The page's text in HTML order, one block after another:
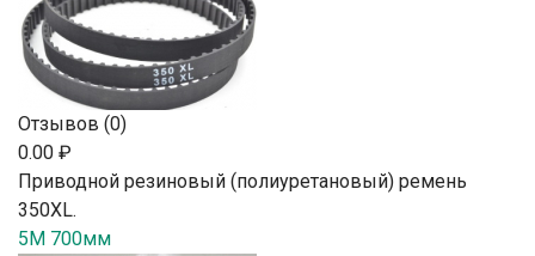
Отзывов (0)
0.00 ₽
Приводной резиновый (полиуретановый) ремень
350XL.
5M 700мм